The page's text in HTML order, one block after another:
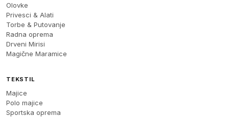
Olovke
Privesci & Alati
Torbe & Putovanje
Radna oprema
Drveni Mirisi
Magične Maramice
TEKSTIL
Majice
Polo majice
Sportska oprema